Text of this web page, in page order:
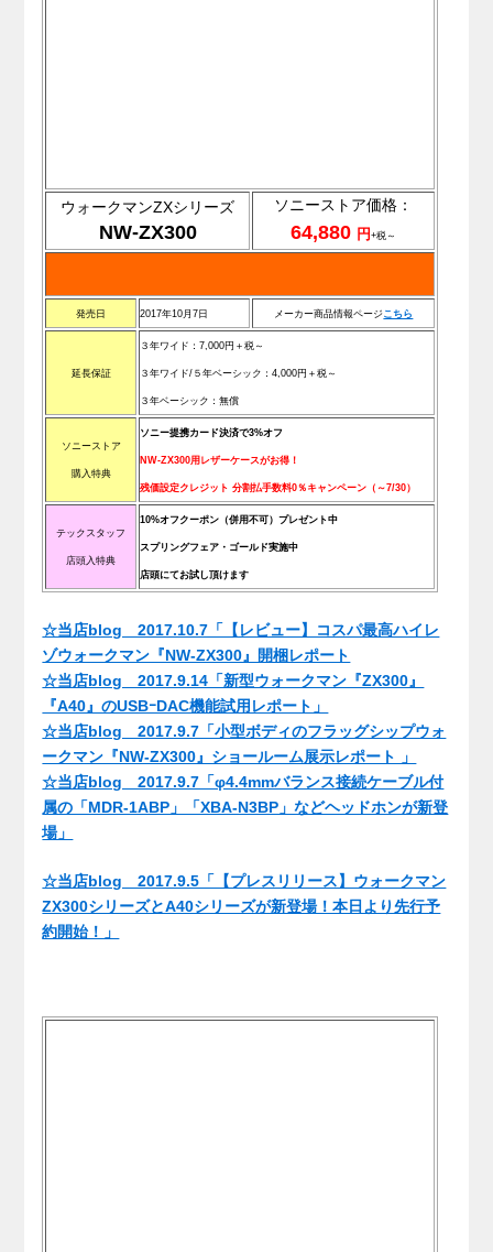
ウォークマンZXシリーズ
NW-ZX300
ソニーストア価格：
64,880 円+税～
発売日 2017年10月7日 メーカー商品情報ページこちら
延長保証
３年ワイド：7,000円＋税～
３年ワイド/５年ベーシック：4,000円＋税～
３年ベーシック：無償
ソニーストア
購入特典
ソニー提携カード決済で3%オフ
NW-ZX300用レザーケースがお得！
残価設定クレジット 分割払手数料0％キャンペーン （～7/30）
テックスタッフ
店頭入特典
10%オフクーポン（併用不可）プレゼント中
スプリングフェア・ゴールド実施中
店頭にてお試し頂けます
☆当店blog 2017.10.7「【レビュー】コスパ最高ハイレ
ゾウォークマン『NW-ZX300』開梱レポート
☆当店blog 2017.9.14「新型ウォークマン『ZX300』
『A40』のUSBｰDAC機能試用レポート」
☆当店blog 2017.9.7「小型ボディのフラッグシップウォ
ークマン『NW-ZX300』ショールーム展示レポート 」
☆当店blog 2017.9.7「φ4.4mmバランス接続ケーブル付
属の「MDR-1ABP」「XBA-N3BP」などヘッドホンが新登
場」
☆当店blog 2017.9.5「【プレスリリース】ウォークマン
ZX300シリーズとA40シリーズが新登場！本日より先行予
約開始！」